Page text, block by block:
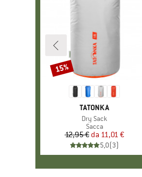
MARCHIO
TATONKA
Articolo
Dry Sack
Gruppo di prodotti
Sacca
Prezzo
12,95 € Prezzo ridotto
da 11,01 €
5,0(3)
Sconto
15%